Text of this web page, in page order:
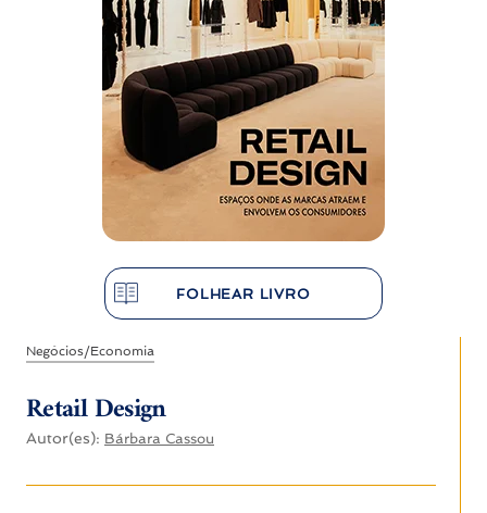
FOLHEAR LIVRO
Negócios/Economia
Retail Design
Autor(es): Bárbara Cassou